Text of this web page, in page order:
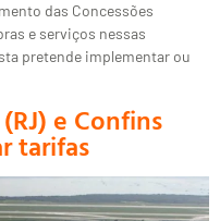
das Concessões
e serviços nessas
pretende implementar ou
e Confins
tarifas